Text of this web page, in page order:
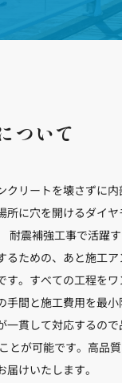
ついて
クリートを壊さずに
所に穴を開けるダイ
耐震補強工事で活躍す
るための、あと施工
す。すべての工程を
手間と施工費用を最
一貫して対応するの
とが可能です。高品
けいたします。